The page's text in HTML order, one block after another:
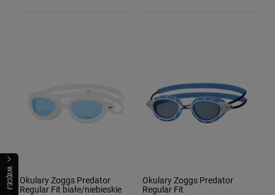
WIĘCEJ
Okulary Zoggs Predator
Regular Fit białe/niebieskie
Okulary Zoggs Predator
Regular Fit